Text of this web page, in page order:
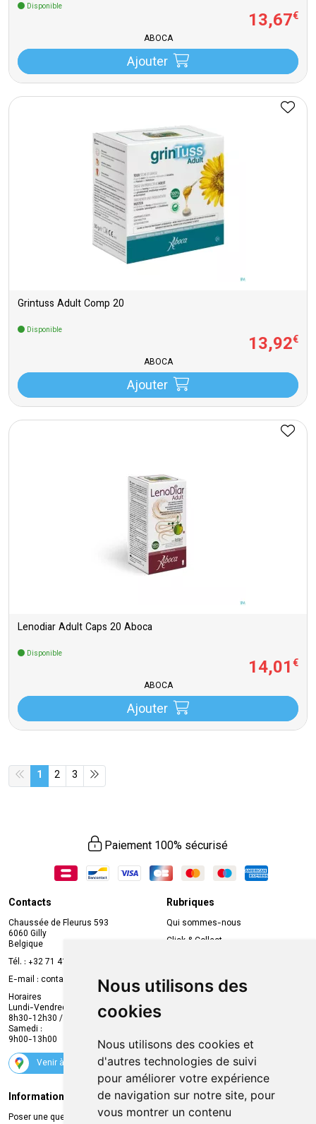
Nous utilisons des
cookies
Nous utilisons des cookies et
d'autres technologies de suivi
pour améliorer votre expérience
de navigation sur notre site, pour
vous montrer un contenu
Disponible
13,67€
ABOCA
Ajouter
Grintuss Adult Comp 20
Disponible
13,92€
ABOCA
Ajouter
Lenodiar Adult Caps 20 Aboca
Disponible
14,01€
ABOCA
Ajouter
1 2 3
Paiement 100% sécurisé
Contacts
Chaussée de Fleurus 593
6060 Gilly
Belgique
Tél. : +32 71 41 32 10
E-mail : contact
mvapharma.be
Horaires
Lundi-Vendredi :
8h30-12h30 / 13h30-18h30
Samedi :
9h00-13h00
Venir à la pharmacie
Rubriques
Qui sommes-nous
Click & Collect
Compte professionnel
Envoi d’ordonnance
Suivez-nous
Informations légales
Poser une question
Livraison
Retrait à la pharmacie